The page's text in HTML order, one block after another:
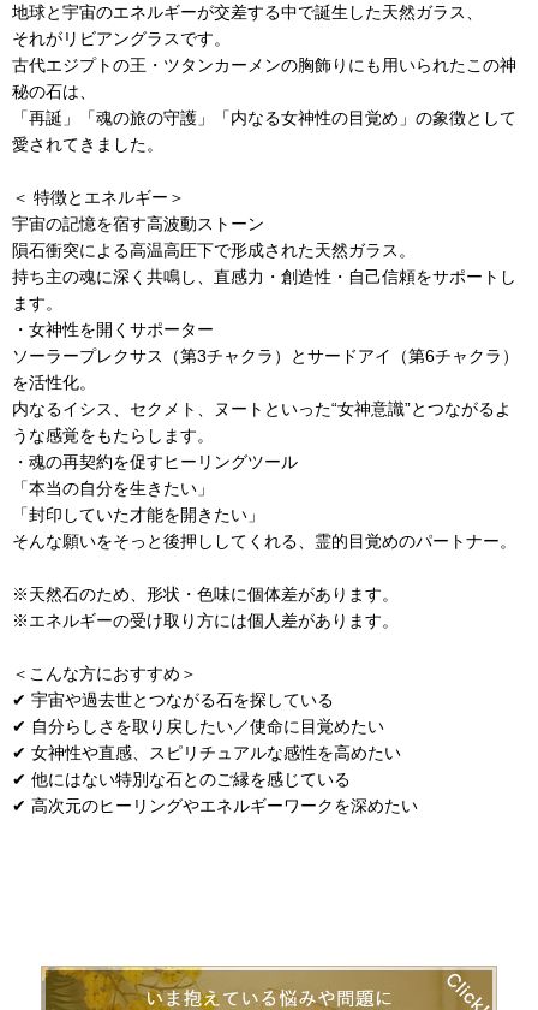
地球と宇宙のエネルギーが交差する中で誕生した天然ガラス、
それがリビアングラスです。
古代エジプトの王・ツタンカーメンの胸飾りにも用いられたこの神
秘の石は、
「再誕」「魂の旅の守護」「内なる女神性の目覚め」の象徴として
愛されてきました。
＜ 特徴とエネルギー＞
宇宙の記憶を宿す高波動ストーン
隕石衝突による高温高圧下で形成された天然ガラス。
持ち主の魂に深く共鳴し、直感力・創造性・自己信頼をサポートし
ます。
・女神性を開くサポーター
ソーラープレクサス（第3チャクラ）とサードアイ（第6チャクラ）
を活性化。
内なるイシス、セクメト、ヌートといった“女神意識”とつながるよ
うな感覚をもたらします。
・魂の再契約を促すヒーリングツール
「本当の自分を生きたい」
「封印していた才能を開きたい」
そんな願いをそっと後押ししてくれる、霊的目覚めのパートナー。
※天然石のため、形状・色味に個体差があります。
※エネルギーの受け取り方には個人差があります。
＜こんな方におすすめ＞
✔ 宇宙や過去世とつながる石を探している
✔ 自分らしさを取り戻したい／使命に目覚めたい
✔ 女神性や直感、スピリチュアルな感性を高めたい
✔ 他にはない特別な石とのご縁を感じている
✔ 高次元のヒーリングやエネルギーワークを深めたい